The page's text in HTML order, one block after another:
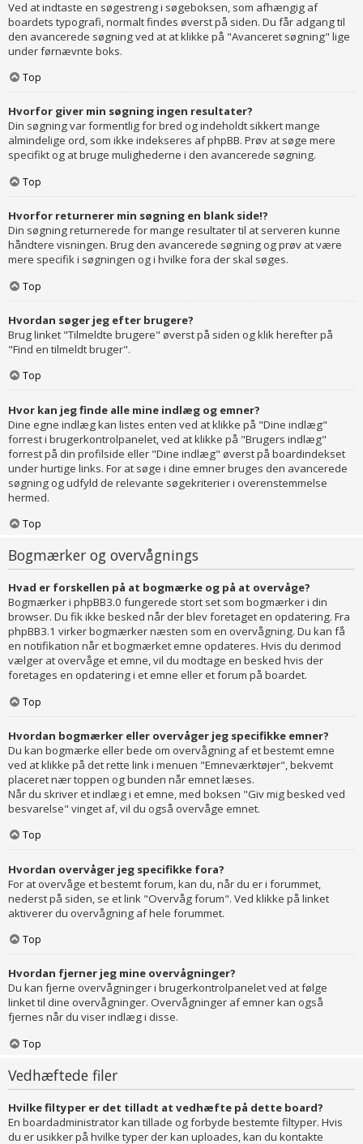
Ved at indtaste en søgestreng i søgeboksen, som afhængig af
boardets typografi, normalt findes øverst på siden. Du får adgang til
den avancerede søgning ved at at klikke på "Avanceret søgning" lige
under førnævnte boks.
Top
Hvorfor giver min søgning ingen resultater?
Din søgning var formentlig for bred og indeholdt sikkert mange
almindelige ord, som ikke indekseres af phpBB. Prøv at søge mere
specifikt og at bruge mulighederne i den avancerede søgning.
Top
Hvorfor returnerer min søgning en blank side!?
Din søgning returnerede for mange resultater til at serveren kunne
håndtere visningen. Brug den avancerede søgning og prøv at være
mere specifik i søgningen og i hvilke fora der skal søges.
Top
Hvordan søger jeg efter brugere?
Brug linket "Tilmeldte brugere" øverst på siden og klik herefter på
"Find en tilmeldt bruger".
Top
Hvor kan jeg finde alle mine indlæg og emner?
Dine egne indlæg kan listes enten ved at klikke på "Dine indlæg"
forrest i brugerkontrolpanelet, ved at klikke på "Brugers indlæg"
forrest på din profilside eller "Dine indlæg" øverst på boardindekset
under hurtige links. For at søge i dine emner bruges den avancerede
søgning og udfyld de relevante søgekriterier i overenstemmelse
hermed.
Top
Bogmærker og overvågnings
Hvad er forskellen på at bogmærke og på at overvåge?
Bogmærker i phpBB3.0 fungerede stort set som bogmærker i din
browser. Du fik ikke besked når der blev foretaget en opdatering. Fra
phpBB3.1 virker bogmærker næsten som en overvågning. Du kan få
en notifikation når et bogmærket emne opdateres. Hvis du derimod
vælger at overvåge et emne, vil du modtage en besked hvis der
foretages en opdatering i et emne eller et forum på boardet.
Top
Hvordan bogmærker eller overvåger jeg specifikke emner?
Du kan bogmærke eller bede om overvågning af et bestemt emne
ved at klikke på det rette link i menuen "Emneværktøjer", bekvemt
placeret nær toppen og bunden når emnet læses.
Når du skriver et indlæg i et emne, med boksen "Giv mig besked ved
besvarelse" vinget af, vil du også overvåge emnet.
Top
Hvordan overvåger jeg specifikke fora?
For at overvåge et bestemt forum, kan du, når du er i forummet,
nederst på siden, se et link "Overvåg forum". Ved klikke på linket
aktiverer du overvågning af hele forummet.
Top
Hvordan fjerner jeg mine overvågninger?
Du kan fjerne overvågninger i brugerkontrolpanelet ved at følge
linket til dine overvågninger. Overvågninger af emner kan også
fjernes når du viser indlæg i disse.
Top
Vedhæftede filer
Hvilke filtyper er det tilladt at vedhæfte på dette board?
En boardadministrator kan tillade og forbyde bestemte filtyper. Hvis
du er usikker på hvilke typer der kan uploades, kan du kontakte